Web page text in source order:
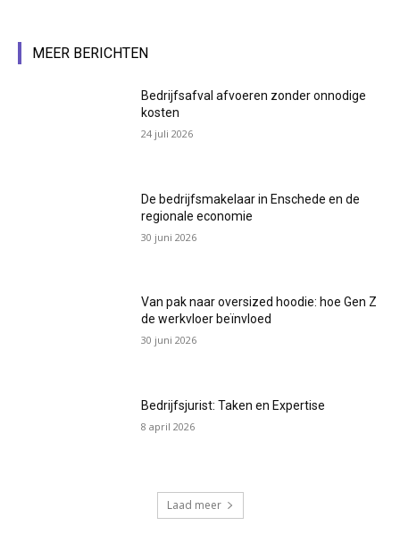
MEER BERICHTEN
Bedrijfsafval afvoeren zonder onnodige
kosten
24 juli 2026
De bedrijfsmakelaar in Enschede en de
regionale economie
30 juni 2026
Van pak naar oversized hoodie: hoe Gen Z
de werkvloer beïnvloed
30 juni 2026
Bedrijfsjurist: Taken en Expertise
8 april 2026
Laad meer